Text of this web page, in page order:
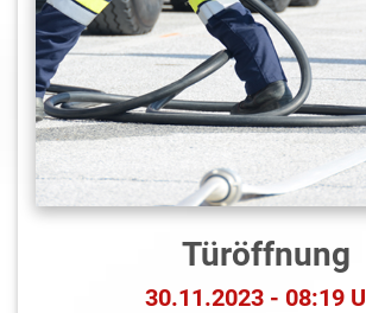
Türöffnung
30.11.2023 - 08:19